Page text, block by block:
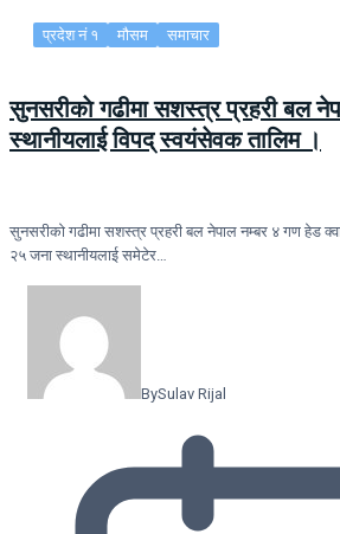
प्रदेश नं १ मौसम समाचार
सुनसरीकाे गढीमा सशस्त्र प्रहरी बल
स्थानीयलाई विपद् स्वयंसेवक तालिम ।
सुनसरीकाे गढीमा सशस्त्र प्रहरी बल नेपाल नम्बर ४ गण हेड
२५ जना स्थानीयलाई समेटेर…
BySulav Rijal